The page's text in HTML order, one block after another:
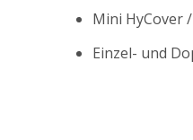
Mini HyCover
Einzel- und